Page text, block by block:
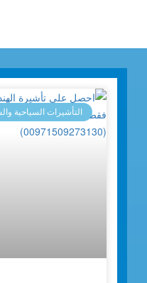
التأشيرات السياحية